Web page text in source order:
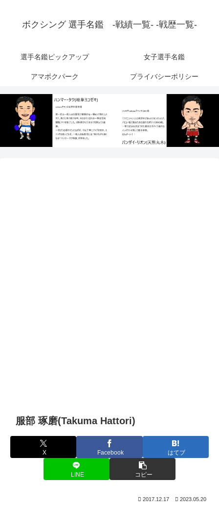
ボクシング 選手名鑑 -戦績一覧- -戦歴一覧-
選手名鑑ピックアップ 女子選手名鑑
アマボクパーク プライバシーポリシー
服部 琢磨(Takuma Hattori)
X Facebook はてブ
LINE コピー
2017.12.17 2023.05.20